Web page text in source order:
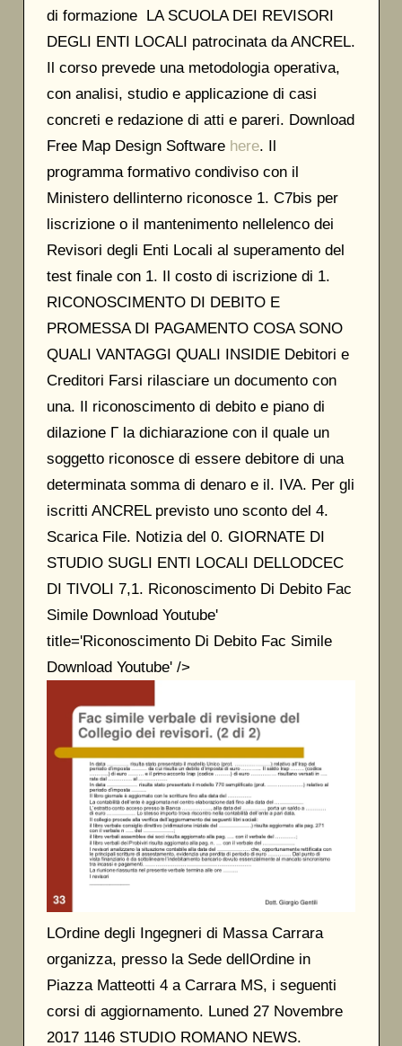
di formazione LA SCUOLA DEI REVISORI
DEGLI ENTI LOCALI patrocinata da ANCREL.
Il corso prevede una metodologia operativa,
con analisi, studio e applicazione di casi
concreti e redazione di atti e pareri. Download
Free Map Design Software here. Il
programma formativo condiviso con il
Ministero dellinterno riconosce 1. C7bis per
liscrizione o il mantenimento nellelenco dei
Revisori degli Enti Locali al superamento del
test finale con 1. Il costo di iscrizione di 1.
RICONOSCIMENTO DI DEBITO E
PROMESSA DI PAGAMENTO COSA SONO
QUALI VANTAGGI QUALI INSIDIE Debitori e
Creditori Farsi rilasciare un documento con
una. Il riconoscimento di debito e piano di
dilazione Г la dichiarazione con il quale un
soggetto riconosce di essere debitore di una
determinata somma di denaro e il. IVA. Per gli
iscritti ANCREL previsto uno sconto del 4.
Scarica File. Notizia del 0. GIORNATE DI
STUDIO SUGLI ENTI LOCALI DELLODCEC
DI TIVOLI 7,1. Riconoscimento Di Debito Fac
Simile Download Youtube'
title='Riconoscimento Di Debito Fac Simile
Download Youtube' />
LOrdine degli Ingegneri di Massa Carrara
organizza, presso la Sede dellOrdine in
Piazza Matteotti 4 a Carrara MS, i seguenti
corsi di aggiornamento. Luned 27 Novembre
2017 1146 STUDIO ROMANO NEWS.